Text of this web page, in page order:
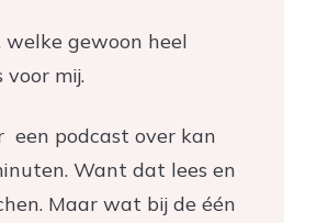
gewoon heel
mij.
een podcast over kan
Want dat lees en
Maar wat bij de één